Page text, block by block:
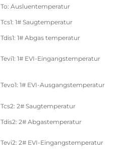
To: Ausluentemperatur
Tcs1: 1# Saugtemperatur
Tdis1: 1# Abgas temperatur
Tevi1: 1# EVI-Eingangstemperatur
Tevo1: 1# EVI-Ausgangstemperatur
Tcs2: 2# Saugtemperatur
Tdis2: 2# Abgastemperatur
Tevi2: 2# EVI-Eingangstemperatur